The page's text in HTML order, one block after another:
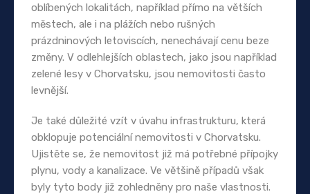
oblíbených lokalitách, například přímo na větších
městech, ale i na plážích nebo rušných
prázdninových letoviscích, nenechávají cenu beze
změny. V odlehlejších oblastech, jako jsou například
zelené lesy v Chorvatsku, jsou nemovitosti často
levnější.
Je také důležité vzít v úvahu infrastrukturu, která
obklopuje potenciální nemovitosti v Chorvatsku.
Ujistěte se, že nemovitost již má potřebné přípojky
plynu, vody a kanalizace. Ve většině případů však
byly tyto body již zohledněny pro naše vlastnosti.